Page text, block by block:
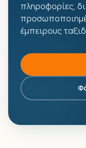
πληροφορίες,
έμπειρους